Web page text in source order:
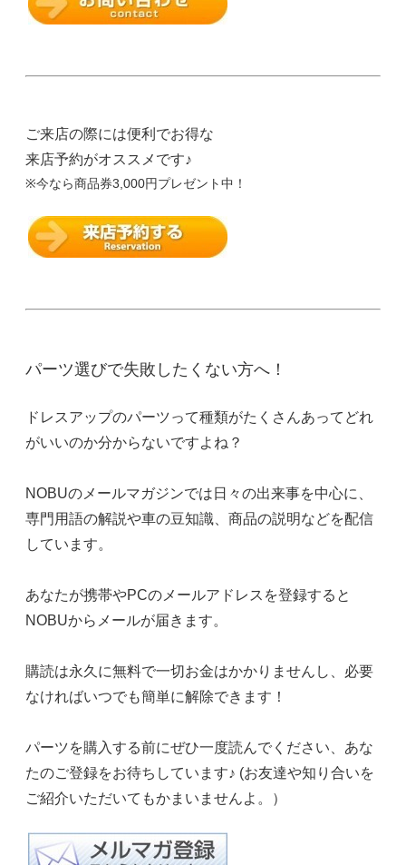
ご来店の際には便利でお得な
来店予約がオススメです♪
※今なら商品券3,000円プレゼント中！
パーツ選びで失敗したくない方へ！
ドレスアップのパーツって種類がたくさんあってどれ
がいいのか分からないですよね？
NOBUのメールマガジンでは日々の出来事を中心に、
専門用語の解説や車の豆知識、商品の説明などを配信
しています。
あなたが携帯やPCのメールアドレスを登録すると
NOBUからメールが届きます。
購読は永久に無料で一切お金はかかりませんし、必要
なければいつでも簡単に解除できます！
パーツを購入する前にぜひ一度読んでください、あな
たのご登録をお待ちしています♪ (お友達や知り合いを
ご紹介いただいてもかまいませんよ。）